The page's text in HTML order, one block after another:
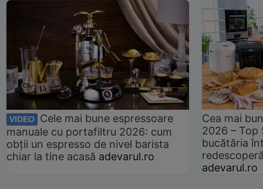
VIDEO
Cele mai bune espressoare
manuale cu portafiltru 2026: cum
obții un espresso de nivel barista
chiar la tine acasă adevarul.ro
Cea mai
2026 –
bucătăria
adevarul.ro